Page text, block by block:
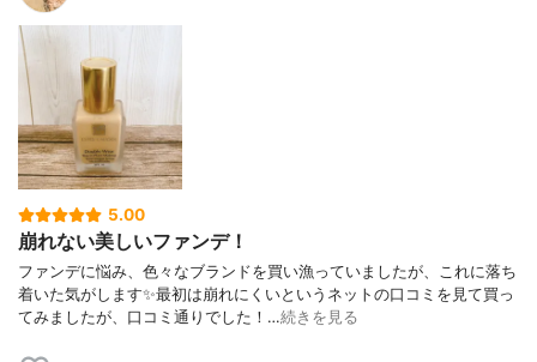
5.00
崩れない美しいファンデ！
ファンデに悩み、色々なブランドを買い漁っていましたが、これに落ち
着いた気がします✨最初は崩れにくいというネットの口コミを見て買っ
てみましたが、口コミ通りでした！…続きを見る